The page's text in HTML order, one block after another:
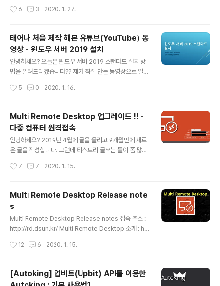
개발을 공부해 가면서 만들었는데 중간에 많은 변화가 있
를 하고 있지 않았습니다. 현재 구글 플레이 및 원스토어에
정식으로 올라가 있습니다(2019년 11월 15일). 오토킹(A
utoKing) 안드로이드 앱은 서버용 스켈핑 자동매매를 관
리 할 수 있습니다. 전체 메뉴는 PC버전과 거의 동일하게
사용가능 합니다. - 수익 & 랭킹 - 자산 변동 - 스켈핑(서
사용방법은 아래 유튜브 동영상으로 확인을 하시면 됩..
6 3 2020. 1. 27.
태어나 처음 제작 해본 유튜브(YouTube) 동
영상 - 윈도우 서버 2019 설치
안녕하세요? 오늘은 윈도우 서버 2019 스탠다드 설치 방
법을 알려드리겠습니다?? 제가 직접 만든 동영상으로 알려
유튜브(YouTube) 채널을 만든지는 정말 오래 되었습니
(YouTube) 업로드 실행 하기 많은 분들이 유튜브(YouTu
be)를 시청하고 있습니다. 저 또한 유튜브(YouTube)를
많이 보고 있습니다. 유튜브(YouTube) 수익인증하는 동
영상도 많이 봤습니다. 나도 저렇게 수익을 낼 수 있을까?
상을 올린다고 조회수가 무조건 올라가지는 않을껀데? 이
5 0 2020. 1. 16.
Multi Remote Desktop 업그레이드 !! -
다중 컴퓨터 원격접속
안녕하세요? 2019년 4월에 글을 올리고 9개월만에 새로
운 글을 작성합니다. 그런데 티스토리 글쓰는 툴이 좀 많이
적어 보겠습니다. 오늘은 제가 개발한 Multi Remote De
서 확인 가능합니다(링크를 추가하니 자동으로 페이지 정
보를 표시해 주네요). https://www.dsun.kr/79 원격 데
스크톱 연결 멀티로 해보자 !! (Multi Remote Desktop)
- 다중 컴퓨터 원격접속 안녕하세요? 오늘은 원격 데스크
Desktop 프로그램을 소..
7 7 2020. 1. 15.
Multi Remote Desktop Release note
s
Multi Remote Desktop Release notes 접속 주소 :
http://rd.dsun.kr/ Multi Remote Desktop 소개 : htt
(ver 1.0.0.0) - Atomus Framework로 리뉴얼 - 서버
이전 버전 - ▶ 2017년 09월 05일 업데이트 (ver 1.0.0.
12 6 2020. 1. 15.
[Autoking] 업비트(Upbit) API를 이용한